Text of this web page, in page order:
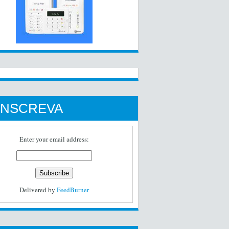
Enter your email address:
Delivered by FeedBurner